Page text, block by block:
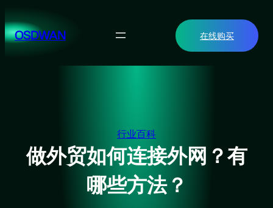
至
内OSDWAN 在线购买
行业百科
做外贸如何连接外网？有
哪些方法？